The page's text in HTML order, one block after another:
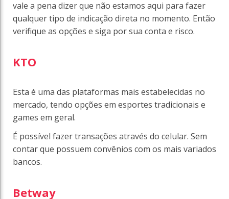
vale a pena dizer que não estamos aqui para fazer
qualquer tipo de indicação direta no momento. Então
verifique as opções e siga por sua conta e risco.
KTO
Esta é uma das plataformas mais estabelecidas no
mercado, tendo opções em esportes tradicionais e
games em geral.
É possível fazer transações através do celular. Sem
contar que possuem convênios com os mais variados
bancos.
Betway